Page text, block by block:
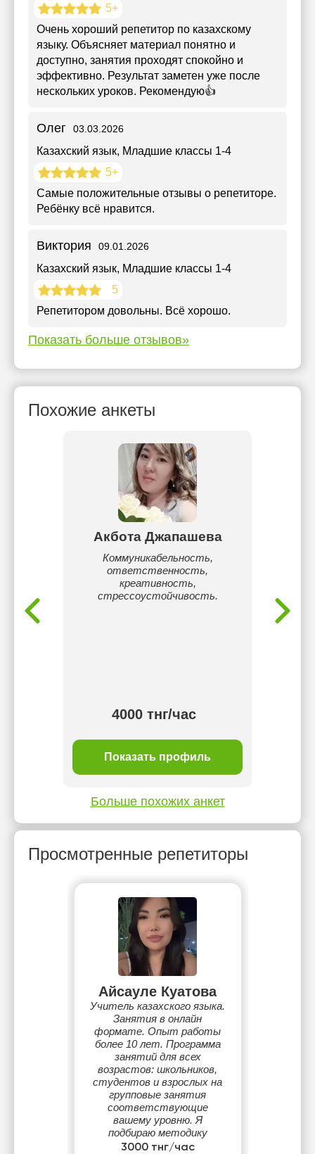
5+
Очень хороший репетитор по казахскому
языку. Объясняет материал понятно и
доступно, занятия проходят спокойно и
эффективно. Результат заметен уже после
нескольких уроков. Рекомендую👍
Олег 03.03.2026
Казахский язык, Младшие классы 1-4
5+
Самые положительные отзывы о репетиторе.
Ребёнку всё нравится.
Виктория 09.01.2026
Казахский язык, Младшие классы 1-4
5
Репетитором довольны. Всё хорошо.
Показать больше отзывов»
Похожие анкеты
Акбота Джапашева
Коммуникабельность,
ответственность,
креативность,
стрессоустойчивость.
4000 тнг/час
Показать профиль
Больше похожих анкет
Просмотренные репетиторы
Айсауле Куатова
Учитель казахского языка.
Занятия в онлайн
формате. Опыт работы
более 10 лет. Программа
занятий для всех
возрастов: школьников,
студентов и взрослых на
групповые занятия
соответствующие
вашему уровню. Я
подбираю методику
преподавания для каждого
3000 тнг/час